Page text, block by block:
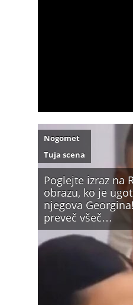
Poglejte izraz na
obrazu, ko je
njegova
preveč všeč…
Nogomet
Tuja scena